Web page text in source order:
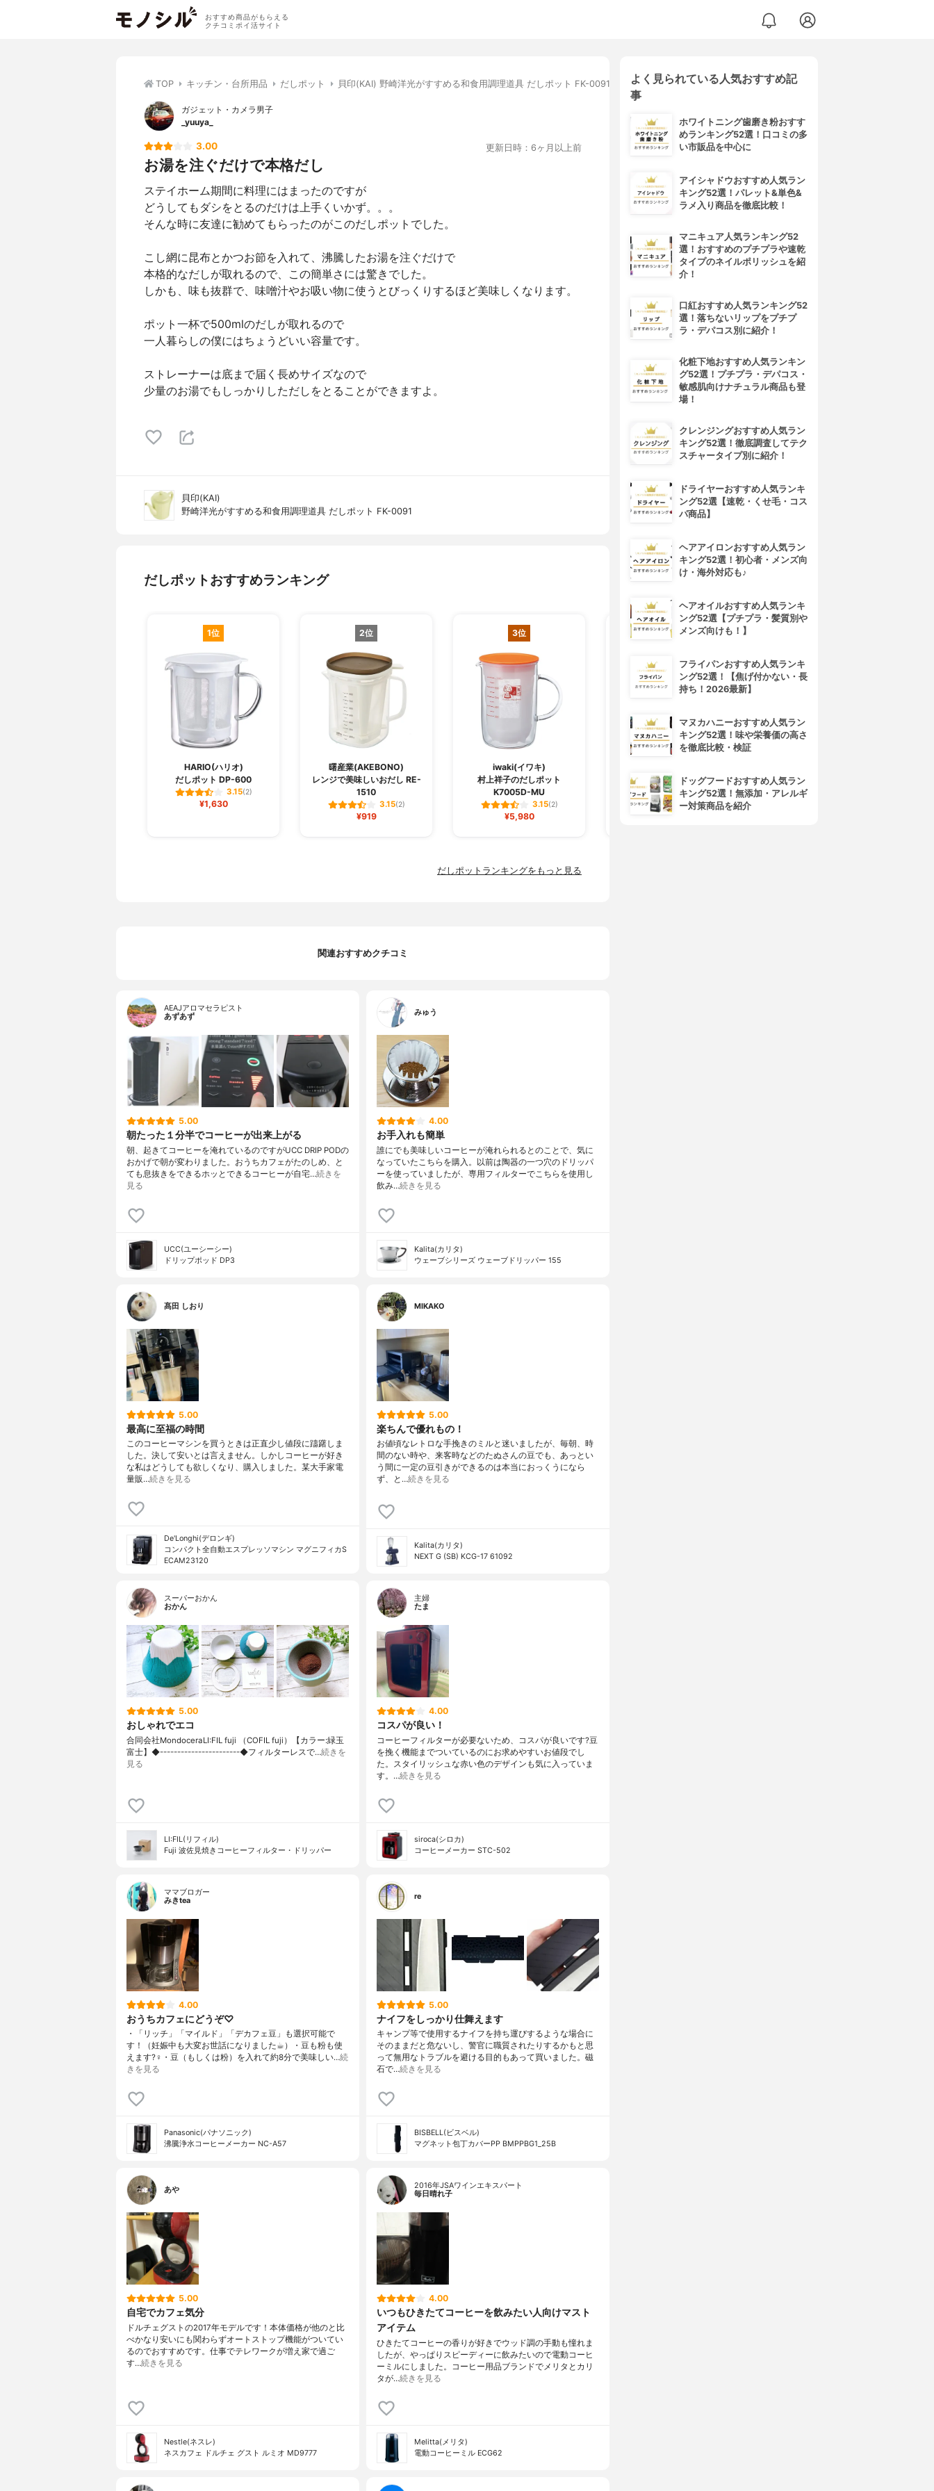
おすすめ商品がもらえる
クチコミポイ活サイト
TOP キッチン・台所用品 だしポット 貝印(KAI) 野崎洋光がすすめる和食用調理道具 だしポット FK-0091
ガジェット・カメラ男子
_yuuya_
3.00 更新日時：6ヶ月以上前
お湯を注ぐだけで本格だし
ステイホーム期間に料理にはまったのですが
どうしてもダシをとるのだけは上手くいかず。。。
そんな時に友達に勧めてもらったのがこのだしポットでした。
こし網に昆布とかつお節を入れて、沸騰したお湯を注ぐだけで
本格的なだしが取れるので、この簡単さには驚きでした。
しかも、味も抜群で、味噌汁やお吸い物に使うとびっくりするほど美味しくなります。
ポット一杯で500mlのだしが取れるので
一人暮らしの僕にはちょうどいい容量です。
ストレーナーは底まで届く長めサイズなので
少量のお湯でもしっかりしただしをとることができますよ。
貝印(KAI)
野崎洋光がすすめる和食用調理道具 だしポット FK-0091
だしポットおすすめランキング
1位
HARIO(ハリオ)
だしポット DP-600
3.15(2)
¥1,630
2位
曙産業(AKEBONO)
レンジで美味しいおだし RE-
1510
3.15(2)
¥919
3位
iwaki(イワキ)
村上祥子のだしポット
K7005D-MU
3.15(2)
¥5,980
4位
野崎洋光がすすめる和食用調理
道具 だしポット FK-0091
3.15(2)
だしポット DB250
だしポットランキングをもっと見る
関連おすすめクチコミ
AEAJアロマセラピスト
あずあず
5.00
朝たった１分半でコーヒーが出来上がる
朝、起きてコーヒーを淹れているのですがUCC DRIP PODの
おかげで朝が変わりました。おうちカフェがたのしめ、と
ても息抜きをできるホッとできるコーヒーが自宅…続きを
見る
UCC(ユーシーシー)
ドリップポッド DP3
みゅう
4.00
お手入れも簡単
誰にでも美味しいコーヒーが淹れられるとのことで、気に
なっていたこちらを購入。以前は陶器の一つ穴のドリッパ
ーを使っていましたが、専用フィルターでこちらを使用し
飲み…続きを見る
Kalita(カリタ)
ウェーブシリーズ ウェーブドリッパー 155
髙田 しおり
5.00
最高に至福の時間
このコーヒーマシンを買うときは正直少し値段に躊躇しま
した。決して安いとは言えません。しかしコーヒーが好き
な私はどうしても欲しくなり、購入しました。某大手家電
量販…続きを見る
De'Longhi(デロンギ)
コンパクト全自動エスプレッソマシン マグニフィカS
ECAM23120
MIKAKO
5.00
楽ちんで優れもの！
お値頃なレトロな手挽きのミルと迷いましたが、毎朝、時
間のない時や、来客時などのたぬさんの豆でも、あっとい
う間に一定の豆引きができるのは本当におっくうになら
ず、と…続きを見る
Kalita(カリタ)
NEXT G (SB) KCG-17 61092
スーパーおかん
おかん
5.00
おしゃれでエコ
合同会社MondoceraLI:FIL fuji （COFIL fuji）【カラー:緑玉
富士】◆-----------------------◆フィルターレスで…続きを
見る
LI:FIL(リフィル)
Fuji 波佐見焼きコーヒーフィルター・ドリッパー
主婦
たま
4.00
コスパが良い！
コーヒーフィルターが必要ないため、コスパが良いです?豆
を挽く機能までついているのにお求めやすいお値段でし
た。スタイリッシュな赤い色のデザインも気に入っていま
す。…続きを見る
siroca(シロカ)
コーヒーメーカー STC-502
ママブロガー
みきtea
4.00
おうちカフェにどうぞ♡
・「リッチ」「マイルド」「デカフェ豆」も選択可能で
す！（妊娠中も大変お世話になりました☕︎）・豆も粉も使
えます?‍♀️・豆（もしくは粉）を入れて約8分で美味しい…続
きを見る
Panasonic(パナソニック)
沸騰浄水コーヒーメーカー NC-A57
re
5.00
ナイフをしっかり仕舞えます
キャンプ等で使用するナイフを持ち運びするような場合に
そのままだと危ないし、警官に職質されたりするかもと思
って無用なトラブルを避ける目的もあって買いました。磁
石で…続きを見る
BISBELL(ビスベル)
マグネット包丁カバーPP BMPPBG1_25B
あや
5.00
自宅でカフェ気分
ドルチェグストの2017年モデルです！本体価格が他のと比
べかなり安いにも関わらずオートストップ機能がついてい
るのでおすすめです。仕事でテレワークが増え家で過ご
す…続きを見る
Nestle(ネスレ)
ネスカフェ ドルチェ グスト ルミオ MD9777
2016年JSAワインエキスパート
毎日晴れ子
4.00
いつもひきたてコーヒーを飲みたい人向けマスト
アイテム
ひきたてコーヒーの香りが好きでウッド調の手動も憧れま
したが、やっぱりスピーディーに飲みたいので電動コーヒ
ーミルにしました。コーヒー用品ブランドでメリタとカリ
タが…続きを見る
Melitta(メリタ)
電動コーヒーミル ECG62
よく見られている人気おすすめ記
事
ホワイトニング歯磨き粉おすす
めランキング52選！口コミの多
い市販品を中心に
アイシャドウおすすめ人気ラン
キング52選！パレット&単色&
ラメ入り商品を徹底比較！
マニキュア人気ランキング52
選！おすすめのプチプラや速乾
タイプのネイルポリッシュを紹
介！
口紅おすすめ人気ランキング52
選！落ちないリップをプチプ
ラ・デパコス別に紹介！
化粧下地おすすめ人気ランキン
グ52選！プチプラ・デパコス・
敏感肌向けナチュラル商品も登
場！
クレンジングおすすめ人気ラン
キング52選！徹底調査してテク
スチャータイプ別に紹介！
ドライヤーおすすめ人気ランキ
ング52選【速乾・くせ毛・コス
パ商品】
ヘアアイロンおすすめ人気ラン
キング52選！初心者・メンズ向
け・海外対応も♪
ヘアオイルおすすめ人気ランキ
ング52選【プチプラ・髪質別や
メンズ向けも！】
フライパンおすすめ人気ランキ
ング52選！【焦げ付かない・長
持ち！2026最新】
マヌカハニーおすすめ人気ラン
キング52選！味や栄養価の高さ
を徹底比較・検証
ドッグフードおすすめ人気ラン
キング52選！無添加・アレルギ
ー対策商品を紹介